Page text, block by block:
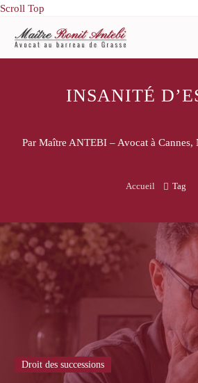
Scroll Top
INSANITÉ
Par Maître ANTEBI – Avocat à Cannes,
Accueil Tag
Droit des successions